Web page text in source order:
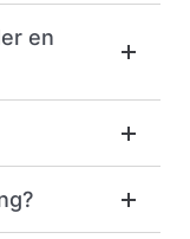
en